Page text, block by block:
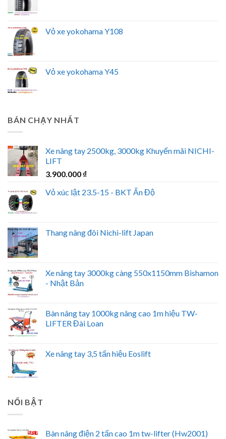
Vỏ xe yokohama Y108
Vỏ xe yokohama Y45
BÁN CHẠY NHẤT
Xe nâng tay 2500kg, 3000kg Khuyến mãi NICHI-
LIFT
3.900.000 ₫
Vỏ xúc lật 23.5-15 - BKT Ấn Độ
Thang nâng đôi Nichi-lift Japan
Xe nâng tay 3000kg càng 550x1150mm Bishamon
- Nhật Bản
Bàn nâng tay 1000kg nâng cao 1m hiệu TW-
LIFTER Đài Loan
Xe nâng tay 3,5 tấn hiệu Eoslift
NỔI BẬT
Bàn nâng điện 2 tấn cao 1m tw-lifter (Hw2001)